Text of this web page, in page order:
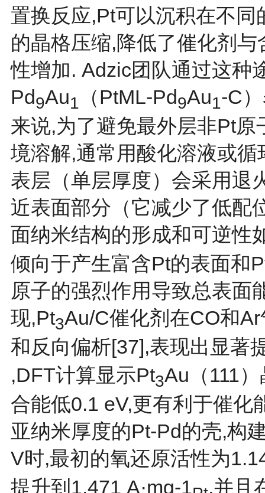
置换反应,Pt可以沉积在不
的晶格压缩,降低了催化剂
性增加. Adzic团队通过这种
Pd9Au1 （PtML-Pd9Au1-C
来说,为了避免最外层非Pt
境溶解,通常用酸化溶液或
表层（单层厚度）会采用退
近表面部分（它减少了低配
面纳米结构的形成和可逆性
倾向于产生富含Pt的表面和
原子的强烈作用导致总表面
现,Pt3Au/C催化剂在CO和
和反向偏析[37],表现出显著
,DFT计算显示Pt3Au（111
合能低0.1 eV,更有利于催化
亚纳米厚度的Pt-Pd的壳,构
V时,最初的氧还原活性为
提升到1.471 A·mg-1
,并且